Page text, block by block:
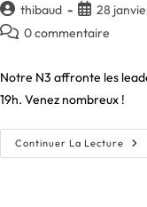
Auteur/autrice
de
thibaud
Publication
publiée :
28
Commentaires
la
publication :
0 commentaire
Notre N3 affronte les
19h. Venez nombreux !
Continuer La Lecture Nos